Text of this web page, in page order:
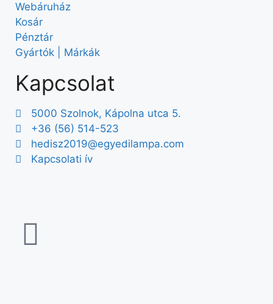
Webáruház
Kosár
Pénztár
Gyártók | Márkák
Kapcsolat
5000 Szolnok, Kápolna utca 5.
+36 (56) 514-523
hedisz2019@egyedilampa.com
Kapcsolati ív